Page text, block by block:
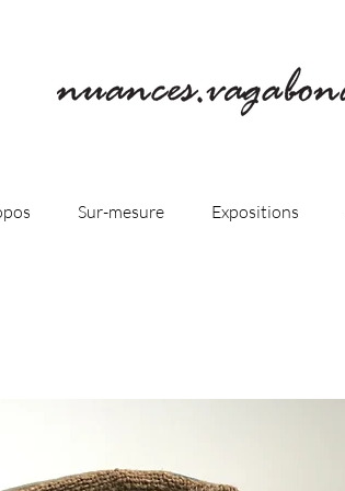
Sur-mesure Expositions